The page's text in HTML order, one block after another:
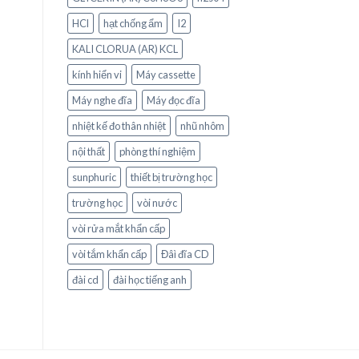
HCl
hạt chống ẩm
I2
KALI CLORUA (AR) KCL
kính hiển vi
Máy cassette
Máy nghe đĩa
Máy đọc đĩa
nhiệt kế đo thân nhiệt
nhũ nhôm
nội thất
phòng thí nghiệm
sunphuric
thiết bị trường học
trường học
vòi nước
vòi rửa mắt khẩn cấp
vòi tắm khẩn cấp
Đâì đĩa CD
đài cd
đài học tiếng anh